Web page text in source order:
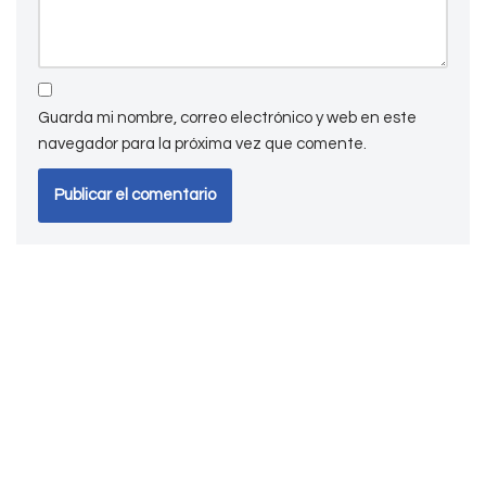
Guarda mi nombre, correo electrónico y web en este
navegador para la próxima vez que comente.